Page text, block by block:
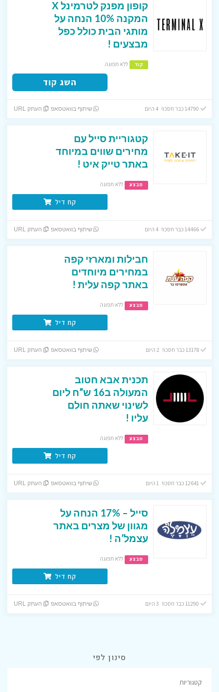
קופון מפנק לטרמינל X
המקנה 10% הנחה על
מותגי הבית כולל כפל
מבצעים !
קוד ללא תפוגה
השג קוד
שיתוף בוואטסאפ העתק URL
קטגוריית סייל עם
מחירים שווים במיוחד
באתר טייק איט !
מבצע ללא תפוגה
קח דיל
14466 כבר חסכו! 4 היום שיתוף בוואטסאפ העתק URL
חבילות ומארזי קפה
במחירים מיוחדים
באתר קפה עלית !
מבצע ללא תפוגה
קח דיל
13178 כבר חסכו! 2 היום שיתוף בוואטסאפ העתק URL
תכנית אבא חטוב
המעולה ב16 ש”ח ליום
לשינוי שאתה חולם
עליו !
מבצע ללא תפוגה
קח דיל
שיתוף בוואטסאפ העתק URL
סייל – 17% הנחה על
מגוון של מצרים באתר
עצמל’ה !
מבצע ללא תפוגה
קח דיל
שיתוף בוואטסאפ העתק URL
סינון לפי
קטגוריות